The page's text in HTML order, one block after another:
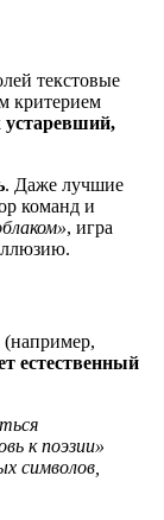
текстовые
критерием
устаревший,
. Даже лучшие
команд и
, игра
естественный
к поэзии»
символов,